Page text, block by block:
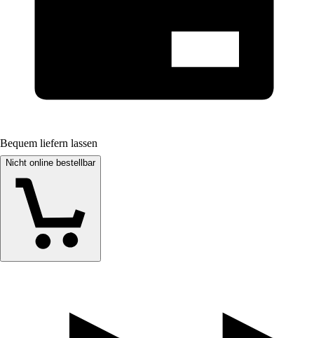
Bequem liefern lassen
Nicht online bestellbar